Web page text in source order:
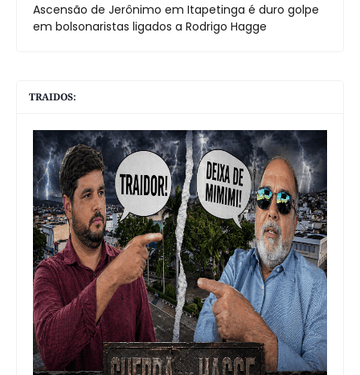
Ascensão de Jerônimo em Itapetinga é duro golpe
em bolsonaristas ligados a Rodrigo Hagge
TRAIDOS: